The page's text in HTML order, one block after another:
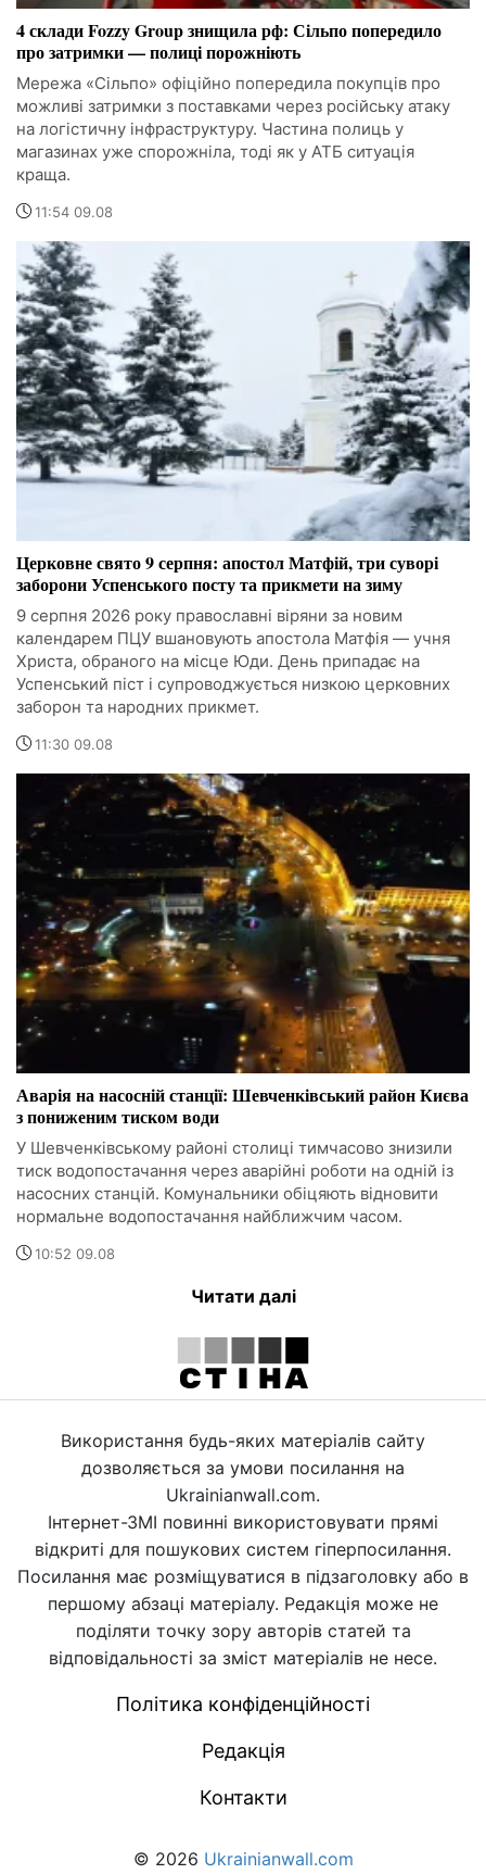
4 склади Fozzy Group знищила рф: Сільпо попередило
про затримки — полиці порожніють
Мережа «Сільпо» офіційно попередила покупців про
можливі затримки з поставками через російську атаку
на логістичну інфраструктуру. Частина полиць у
магазинах уже спорожніла, тоді як у АТБ ситуація
краща.
11:54 09.08
Церковне свято 9 серпня: апостол Матфій, три суворі
заборони Успенського посту та прикмети на зиму
9 серпня 2026 року православні віряни за новим
календарем ПЦУ вшановують апостола Матфія — учня
Христа, обраного на місце Юди. День припадає на
Успенський піст і супроводжується низкою церковних
заборон та народних прикмет.
11:30 09.08
Аварія на насосній станції: Шевченківський район Києва
з пониженим тиском води
У Шевченківському районі столиці тимчасово знизили
тиск водопостачання через аварійні роботи на одній із
насосних станцій. Комунальники обіцяють відновити
нормальне водопостачання найближчим часом.
10:52 09.08
Читати далі
Використання будь-яких матеріалів сайту
дозволяється за умови посилання на
Ukrainianwall.com.
Інтернет-ЗМІ повинні використовувати прямі
відкриті для пошукових систем гіперпосилання.
Посилання має розміщуватися в підзаголовку або в
першому абзаці матеріалу. Редакція може не
поділяти точку зору авторів статей та
відповідальності за зміст матеріалів не несе.
Політика конфіденційності
Редакція
Контакти
© 2026 Ukrainianwall.com